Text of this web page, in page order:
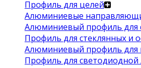
Профиль для целей
Алюминиевые
Алюминиевый профиль для
Профиль для стеклянных и
Алюминиевый профиль для
Профиль для светодиодной